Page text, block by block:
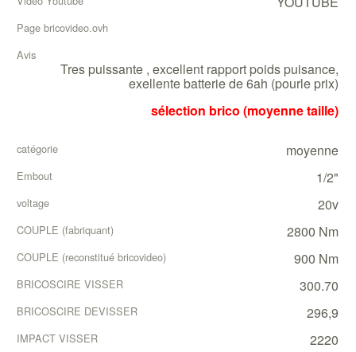
Tres puissante , excellent rapport poids puisance,
exellente batterie de 6ah (pourle prix)
sélection brico (moyenne taille)
moyenne
1/2"
20v
2800 Nm
900 Nm
300.70
296,9
2220